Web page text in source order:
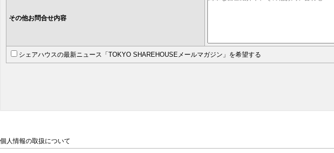
その他お問合せ内容
シェアハウスの最新ニュース「TOKYO SHAREHOUSEメールマガジン」を希望する
個人情報の取扱について